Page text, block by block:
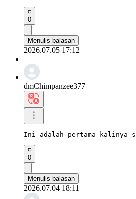
0
Menulis balasan
2026.07.05 17:12
dmChimpanzee377
Ini adalah pertama kalinya
0
Menulis balasan
2026.07.04 18:11